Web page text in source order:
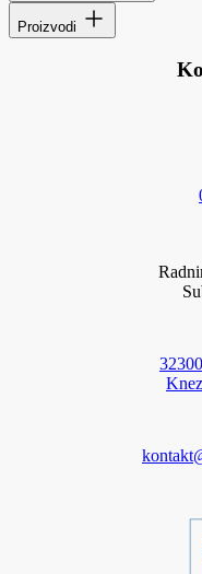
Proizvodi